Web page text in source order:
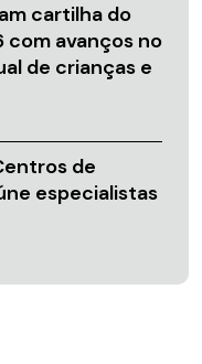
cartilha do
avanços no
de crianças e
de
especialistas